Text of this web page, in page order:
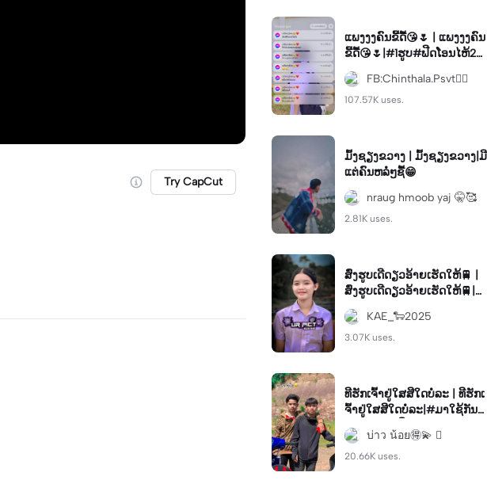
Try CapCut
ແພງງງຄົນຂີ້ດື້😘🌷 | ແພງງງຄົນ
ຂີ້ດື້😘🌷|#1ຮູບ#ຟີດໂອນໄຫ້2ພັ
ນ
FB:Chinthala.Psvt🏳️‍🌈
107.57K uses.
ມົ້ງຊຽງຂວາງ | ມົ້ງຊຽງຂວາງ|ມີ
ແຕ່ຄົນຫລໍ່ໆຊື້😁
nraug hmoob yaj 🤫🥰
2.81K uses.
ສົ່ງຮູບເດີດຽວອ້າຍເຮັດໃຫ້🚆 |
ສົ່ງຮູບເດີດຽວອ້າຍເຮັດໃຫ້🚆|#
ຝາກຮູບໄດ້ນ້າາາ #ຂໍເບີແອັບແນ່
ຄົນອ່ານ😜KAE_🐑2025
3.07K uses.
ທີຮັກເຈົ້າຢູ່ໃສສີໃດບໍ່ລະ | ທີຮັກເ
ຈົ້າຢູ່ໃສສີໃດບໍ່ລະ|#ມາໃຊ້ກັນຫຼ
າຍໆນ່າາ #ຟິດດດຄົນນ໊າຮັກກ
บ่าว น้อย🉐💫 
20.66K uses.